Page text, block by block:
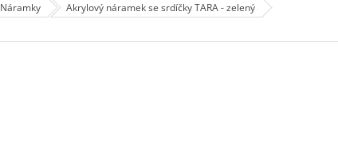
Náramky Akrylový náramek se srdíčky TARA - zelený